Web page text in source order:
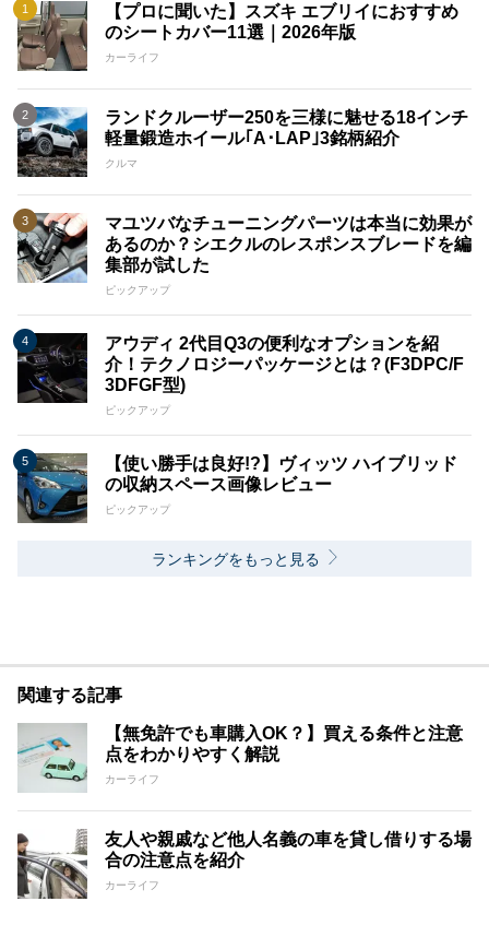
【プロに聞いた】スズキ エブリイにおすすめ
のシートカバー11選｜2026年版
カーライフ
ランドクルーザー250を三様に魅せる18インチ
軽量鍛造ホイール｢A･LAP｣3銘柄紹介
クルマ
マユツバなチューニングパーツは本当に効果が
あるのか？シエクルのレスポンスブレードを編
集部が試した
ピックアップ
アウディ 2代目Q3の便利なオプションを紹
介！テクノロジーパッケージとは？(F3DPC/F
3DFGF型)
ピックアップ
【使い勝手は良好!?】ヴィッツ ハイブリッド
の収納スペース画像レビュー
ピックアップ
ランキングをもっと見る
関連する記事
【無免許でも車購入OK？】買える条件と注意
点をわかりやすく解説
カーライフ
友人や親戚など他人名義の車を貸し借りする場
合の注意点を紹介
カーライフ